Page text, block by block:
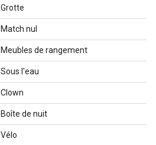
Grotte
Match nul
Meubles de rangement
Sous l'eau
Clown
Boîte de nuit
Vélo